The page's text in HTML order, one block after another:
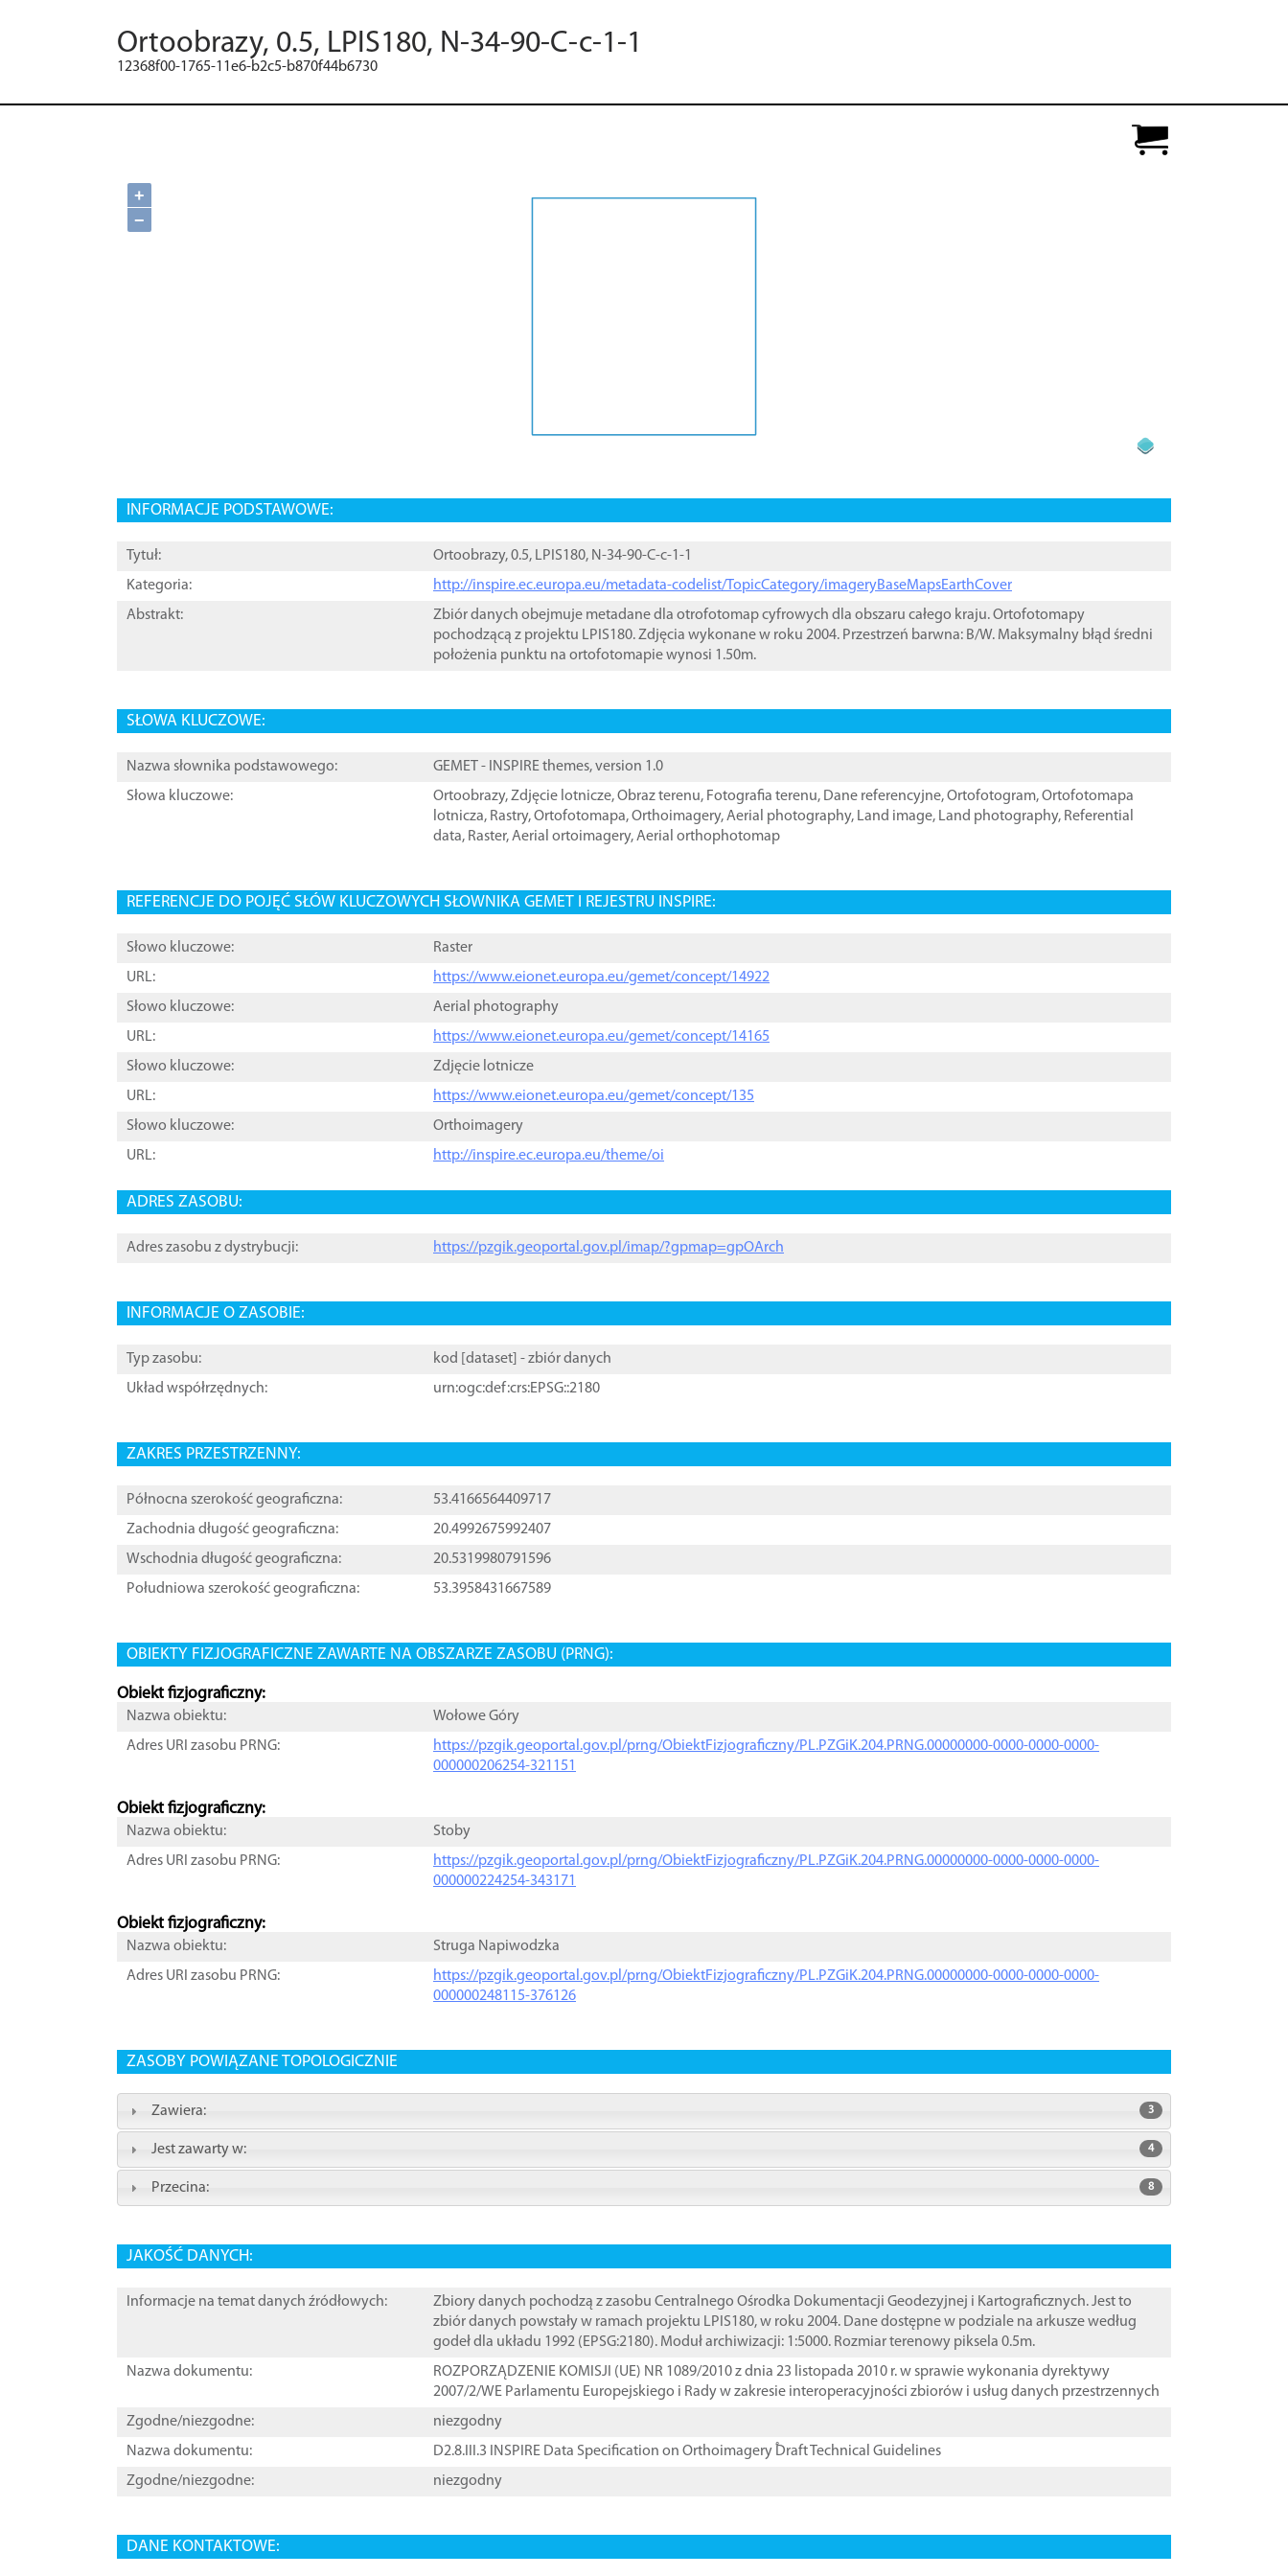
Ortoobrazy, 0.5, LPIS180, N-34-90-C-c-1-1
12368f00-1765-11e6-b2c5-b870f44b6730
+
−
INFORMACJE PODSTAWOWE:
Tytuł:
Ortoobrazy, 0.5, LPIS180, N-34-90-C-c-1-1
Kategoria:
http://inspire.ec.europa.eu/metadata-codelist/TopicCategory/imageryBaseMapsEarthCover
Abstrakt:
Zbiór danych obejmuje metadane dla otrofotomap cyfrowych dla obszaru całego kraju. Ortofotomapy
pochodzącą z projektu LPIS180. Zdjęcia wykonane w roku 2004. Przestrzeń barwna: B/W. Maksymalny błąd średni
położenia punktu na ortofotomapie wynosi 1.50m.
SŁOWA KLUCZOWE:
Nazwa słownika podstawowego:
GEMET - INSPIRE themes, version 1.0
Słowa kluczowe:
Ortoobrazy,Zdjęcie lotnicze,Obraz terenu, Fotografia terenu, Dane referencyjne,Ortofotogram,Ortofotomapa
lotnicza, Rastry,Ortofotomapa,Orthoimagery,Aerial photography, Land image, Land photography, Referential
data, Raster,Aerial ortoimagery,Aerial orthophotomap
REFERENCJE DO POJĘĆ SŁÓW KLUCZOWYCH SŁOWNIKA GEMET I REJESTRU INSPIRE:
Słowo kluczowe:
Raster
URL:
https://www.eionet.europa.eu/gemet/concept/14922
Słowo kluczowe:
Aerial photography
URL:
https://www.eionet.europa.eu/gemet/concept/14165
Słowo kluczowe:
Zdjęcie lotnicze
URL:
https://www.eionet.europa.eu/gemet/concept/135
Słowo kluczowe:
Orthoimagery
URL:
http://inspire.ec.europa.eu/theme/oi
ADRES ZASOBU:
Adres zasobu z dystrybucji: https://pzgik.geoportal.gov.pl/imap/?gpmap=gpOArch
INFORMACJE O ZASOBIE:
Typ zasobu: kod [ dataset ] - zbiór danych
Układ współrzędnych:
urn:ogc:def:crs:EPSG::2180
ZAKRES PRZESTRZENNY:
Północna szerokość geograficzna:
53.4166564409717
Zachodnia długość geograficzna:
20.4992675992407
Wschodnia długość geograficzna:
20.5319980791596
Południowa szerokość geograficzna:
53.3958431667589
OBIEKTY FIZJOGRAFICZNE ZAWARTE NA OBSZARZE ZASOBU (PRNG):
Obiekt fizjograficzny:
Nazwa obiektu:
Wołowe Góry
Adres URI zasobu PRNG:
https://pzgik.geoportal.gov.pl/prng/ObiektFizjograficzny/PL.PZGiK.204.PRNG.00000000-0000-0000-0000-
000000206254-321151
Obiekt fizjograficzny:
Nazwa obiektu:
Stoby
Adres URI zasobu PRNG:
https://pzgik.geoportal.gov.pl/prng/ObiektFizjograficzny/PL.PZGiK.204.PRNG.00000000-0000-0000-0000-
000000224254-343171
Obiekt fizjograficzny:
Nazwa obiektu:
Struga Napiwodzka
Adres URI zasobu PRNG:
https://pzgik.geoportal.gov.pl/prng/ObiektFizjograficzny/PL.PZGiK.204.PRNG.00000000-0000-0000-0000-
000000248115-376126
ZASOBY POWIĄZANE TOPOLOGICZNIE
Zawiera: 3
Jest zawarty w: 4
Przecina: 8
JAKOŚĆ DANYCH:
Informacje na temat danych źródłowych:
Zbiory danych pochodzą z zasobu Centralnego Ośrodka Dokumentacji Geodezyjnej i Kartograficznych. Jest to
zbiór danych powstały w ramach projektu LPIS180, w roku 2004. Dane dostępne w podziale na arkusze według
godeł dla układu 1992 (EPSG:2180). Moduł archiwizacji: 1:5000. Rozmiar terenowy piksela 0.5m.
Nazwa dokumentu:
ROZPORZĄDZENIE KOMISJI (UE) NR 1089/2010 z dnia 23 listopada 2010 r. w sprawie wykonania dyrektywy
2007/2/WE Parlamentu Europejskiego i Rady w zakresie interoperacyjności zbiorów i usług danych przestrzennych
Zgodne/niezgodne:
niezgodny
Nazwa dokumentu:
D2.8.III.3 INSPIRE Data Specification on Orthoimagery ֠Draft Technical Guidelines
Zgodne/niezgodne:
niezgodny
DANE KONTAKTOWE: